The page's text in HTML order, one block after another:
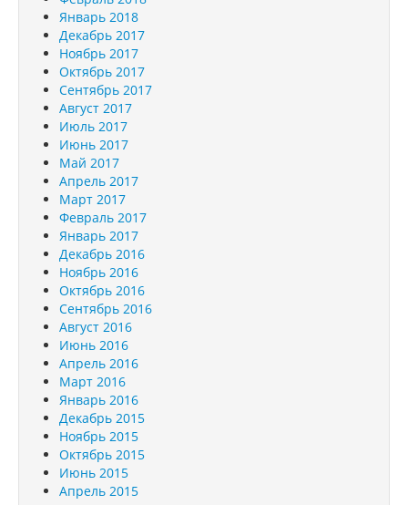
Январь 2018
Декабрь 2017
Ноябрь 2017
Октябрь 2017
Сентябрь 2017
Август 2017
Июль 2017
Июнь 2017
Май 2017
Апрель 2017
Март 2017
Февраль 2017
Январь 2017
Декабрь 2016
Ноябрь 2016
Октябрь 2016
Сентябрь 2016
Август 2016
Июнь 2016
Апрель 2016
Март 2016
Январь 2016
Декабрь 2015
Ноябрь 2015
Октябрь 2015
Июнь 2015
Апрель 2015